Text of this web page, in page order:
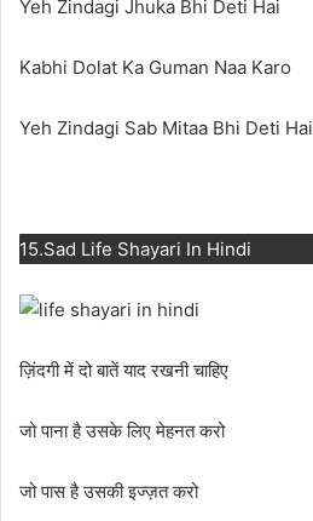
Yeh Zindagi Jhuka Bhi Deti Hai
Kabhi Dolat Ka Guman Naa Karo
Yeh Zindagi Sab Mitaa Bhi Deti Hai
15.Sad Life Shayari In Hindi
ज़िंदगी में दो बातें याद रखनी चाहिए
जो पाना है उसके लिए मेहनत करो
जो पास है उसकी इज्ज़त करो